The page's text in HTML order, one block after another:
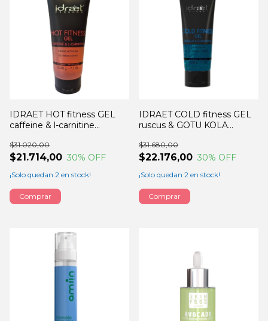
IDRAET HOT fitness GEL
caffeine & l-carnitine
$21.714,00
$31.020,00
30% OFF
¡Solo quedan 2 en stock!
IDRAET COLD fitness GEL
ruscus & GOTU KOLA
$22.176,00
$31.680,00
30% OFF
¡Solo quedan 2 en stock!